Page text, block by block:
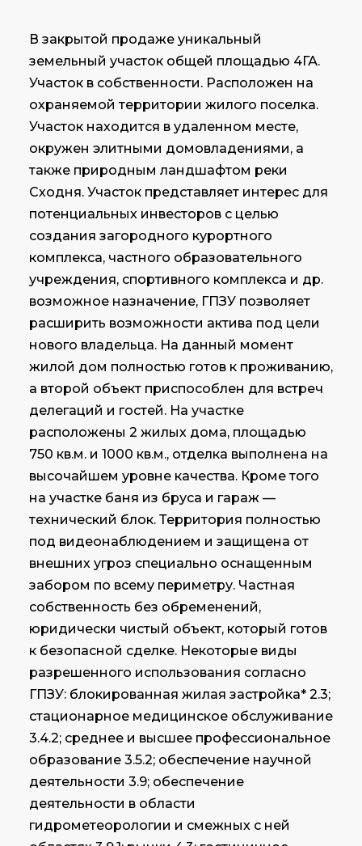
В закрытой продаже уникальный
земельный участок общей площадью 4ГА.
Участок в собственности. Расположен на
охраняемой территории жилого поселка.
Участок находится в удаленном месте,
окружен элитными домовладениями, а
также природным ландшафтом реки
Сходня. Участок представляет интерес для
потенциальных инвесторов с целью
создания загородного курортного
комплекса, частного образовательного
учреждения, спортивного комплекса и др.
возможное назначение, ГПЗУ позволяет
расширить возможности актива под цели
нового владельца. На данный момент
жилой дом полностью готов к проживанию,
а второй объект приспособлен для встреч
делегаций и гостей. На участке
расположены 2 жилых дома, площадью
750 кв.м. и 1000 кв.м., отделка выполнена на
высочайшем уровне качества. Кроме того
на участке баня из бруса и гараж —
технический блок. Территория полностью
под видеонаблюдением и защищена от
внешних угроз специально оснащенным
забором по всему периметру. Частная
собственность без обременений,
юридически чистый объект, который готов
к безопасной сделке. Некоторые виды
разрешенного использования согласно
ГПЗУ: блокированная жилая застройка* 2.3;
стационарное медицинское обслуживание
3.4.2; среднее и высшее профессиональное
образование 3.5.2; обеспечение научной
деятельности 3.9; обеспечение
деятельности в области
гидрометеорологии и смежных с ней